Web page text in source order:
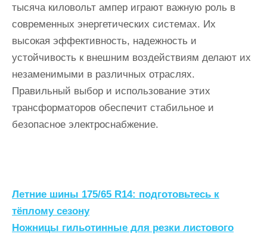
тысяча киловольт ампер играют важную роль в
современных энергетических системах. Их
высокая эффективность, надежность и
устойчивость к внешним воздействиям делают их
незаменимыми в различных отраслях.
Правильный выбор и использование этих
трансформаторов обеспечит стабильное и
безопасное электроснабжение.
Н
а
в
Летние шины 175/65 R14: подготовьтесь к
тёплому сезону
Ножницы гильотинные для резки листового